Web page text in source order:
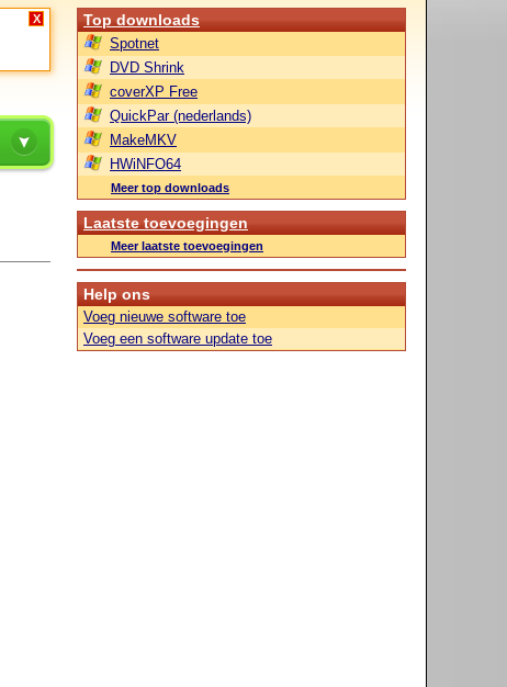
X Top downloads
Spotnet
DVD Shrink
coverXP Free
QuickPar (nederlands)
MakeMKV
HWiNFO64
Meer top downloads
Laatste toevoegingen
Meer laatste toevoegingen
Help ons
Voeg nieuwe software toe
Voeg een software update toe